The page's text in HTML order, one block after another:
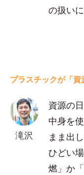
の扱い
プラスチックが「資
滝沢
資源の
中身を
まま出
ひどい
燃」か